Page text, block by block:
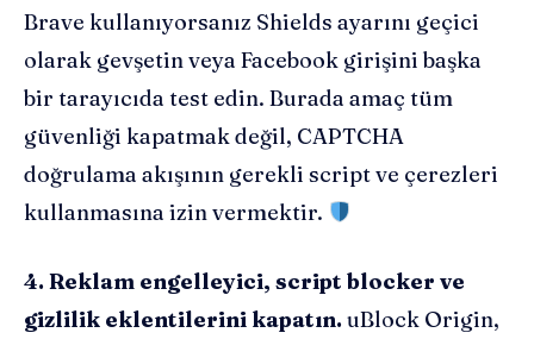
Brave kullanıyorsanız Shields ayarını geçici
olarak gevşetin veya Facebook girişini başka
bir tarayıcıda test edin. Burada amaç tüm
güvenliği kapatmak değil, CAPTCHA
doğrulama akışının gerekli script ve çerezleri
kullanmasına izin vermektir.
4. Reklam engelleyici, script blocker ve
gizlilik eklentilerini kapatın. uBlock Origin,